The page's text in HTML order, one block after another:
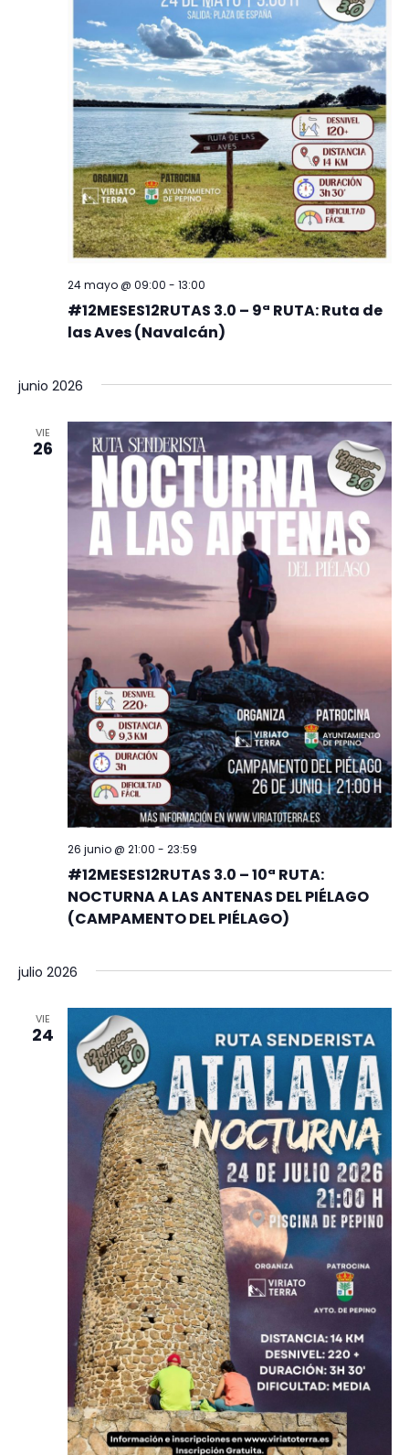
#12MESES12RUTAS 3.0 – 9ª RUTA: Ruta de
las Aves (Navalcán)
24 mayo @ 09:00 - 13:00
junio 2026
VIE
26
#12MESES12RUTAS 3.0 – 10ª RUTA:
NOCTURNA A LAS ANTENAS DEL PIÉLAGO
(CAMPAMENTO DEL PIÉLAGO)
26 junio @ 21:00 - 23:59
julio 2026
VIE
24